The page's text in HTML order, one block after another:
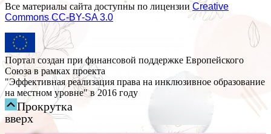
Все материалы сайта доступны по лицензии Creative
Commons СС-BY-SA 3.0
Портал создан при финансовой поддержке Европейского
Союза в рамках проекта
"Эффективная реализация права на инклюзивное образование
на местном уровне" в 2016 году
Прокрутка
вверх